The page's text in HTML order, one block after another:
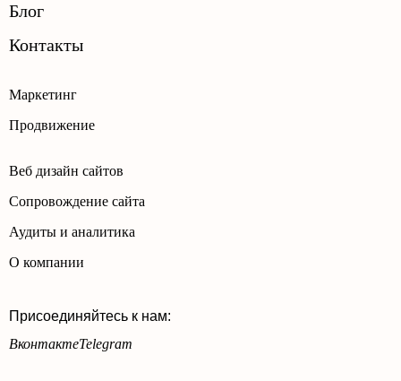
Маркетинг
Продвижение
Веб дизайн сайтов
Сопровождение сайта
Аудиты и аналитика
О компании
Присоединяйтесь к нам:
ВконтактеTelegram
Блог
Контакты